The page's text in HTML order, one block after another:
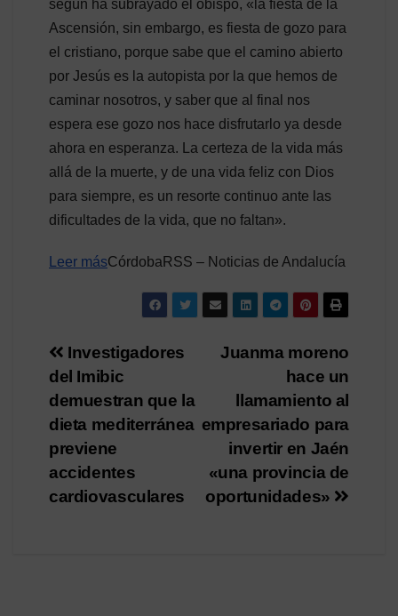
según ha subrayado el obispo, «la fiesta de la
Ascensión, sin embargo, es fiesta de gozo para
el cristiano, porque sabe que el camino abierto
por Jesús es la autopista por la que hemos de
caminar nosotros, y saber que al final nos
espera ese gozo nos hace disfrutarlo ya desde
ahora en esperanza. La certeza de la vida más
allá de la muerte, y de una vida feliz con Dios
para siempre, es un resorte continuo ante las
dificultades de la vida, que no faltan».
Leer másCórdobaRSS – Noticias de Andalucía
Navegación
de
entradas
Juanma moreno
hace un
llamamiento al
empresariado para
invertir en Jaén
«una provincia de
oportunidades»
Investigadores
del Imibic
demuestran que la
dieta mediterránea
previene
accidentes
cardiovasculares